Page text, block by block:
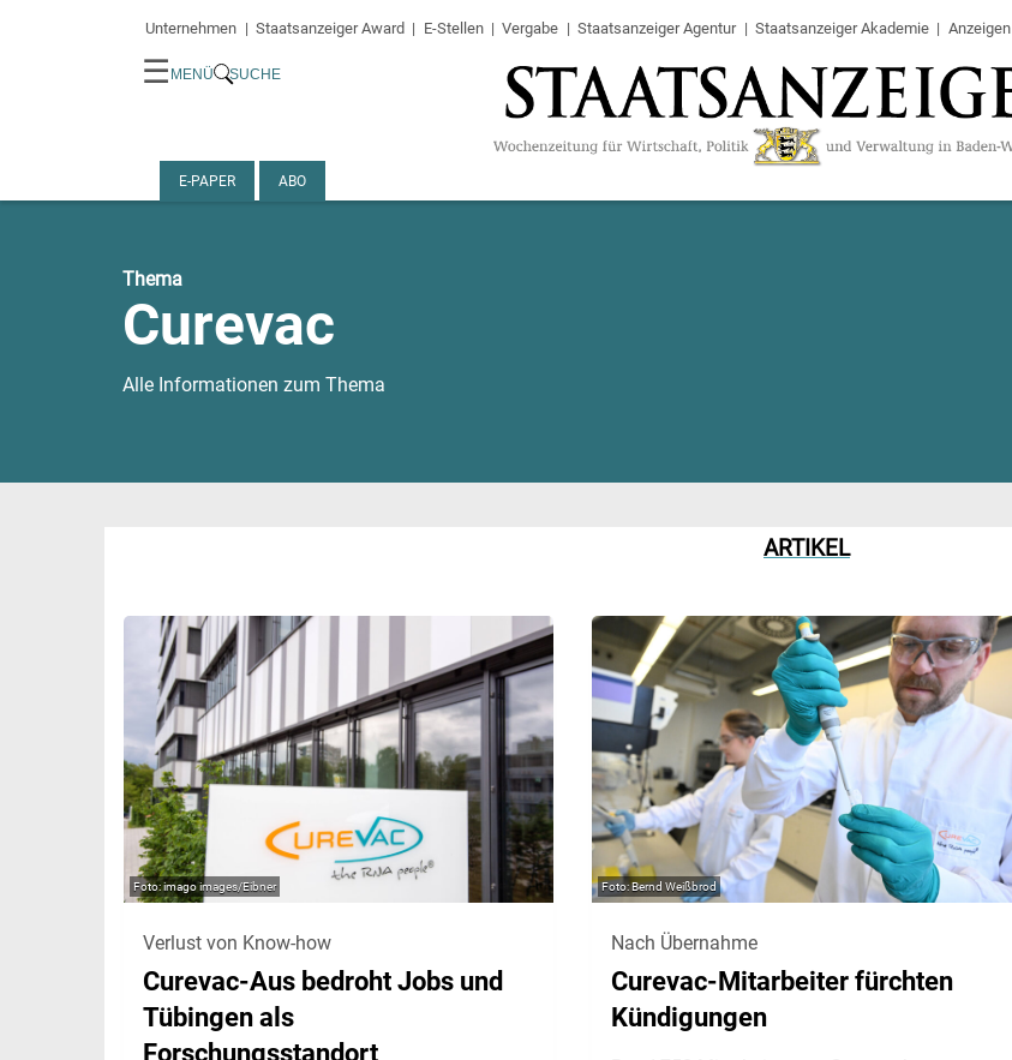
Unternehmen Staatsanzeiger Award E-Stellen Vergabe Staatsanzeiger Agentur Staatsanzeiger Akademie Anzeigen
☰ MENÜ SUCHE
E-PAPER ABO
Thema
Curevac
Alle Informationen zum Thema
ARTIKEL
imago images/Eibner
Verlust von Know-how
Curevac-Aus bedroht Jobs und
Tübingen als
Forschungsstandort
Bernd Weißbrod
Nach Übernahme
Curevac-Mitarbeiter fürchten
Kündigungen